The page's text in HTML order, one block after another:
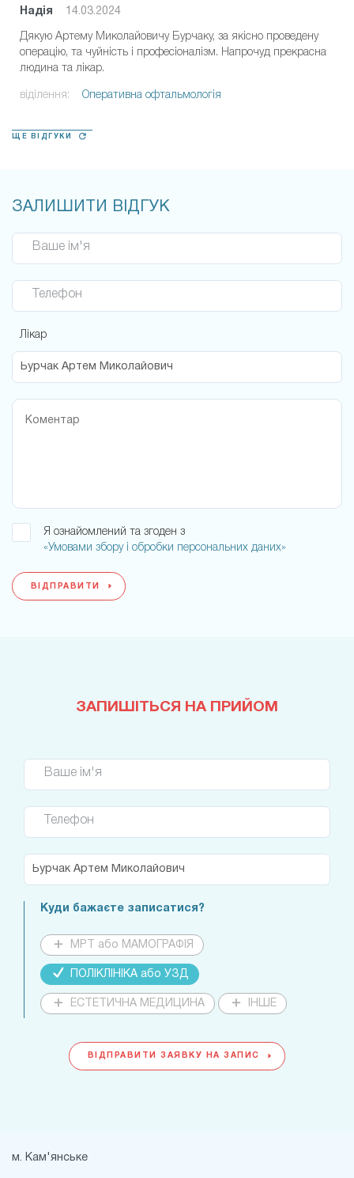
Надія 14.03.2024
Дякую Артему Миколайовичу Бурчаку, за якісно проведену
операцію, та чуйність і професіоналізм. Напрочуд прекрасна
людина та лікар.
віділення: Оперативна офтальмологія
ЩЕ ВІДГУКИ
ЗАЛИШИТИ ВІДГУК
Ваше ім'я
Телефон
Лікар
Я ознайомлений та згоден з
«Умовами збору і обробки персональних даних»
ВІДПРАВИТИ
ЗАПИШІТЬСЯ НА ПРИЙОМ
Ваше ім'я
Телефон
Куди бажаєте записатися?
МРТ або МАМОГРАФІЯ
ПОЛІКЛІНІКА або УЗД
ЕСТЕТИЧНА МЕДИЦИНА ІНШЕ
ВІДПРАВИТИ ЗАЯВКУ НА ЗАПИС
м. Кам'янське